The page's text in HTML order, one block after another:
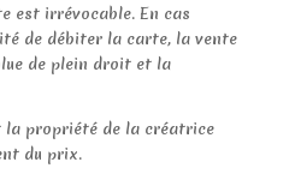
est irrévocable. En cas
de débiter la carte, la vente
de plein droit et la
la propriété de la créatrice
du prix.